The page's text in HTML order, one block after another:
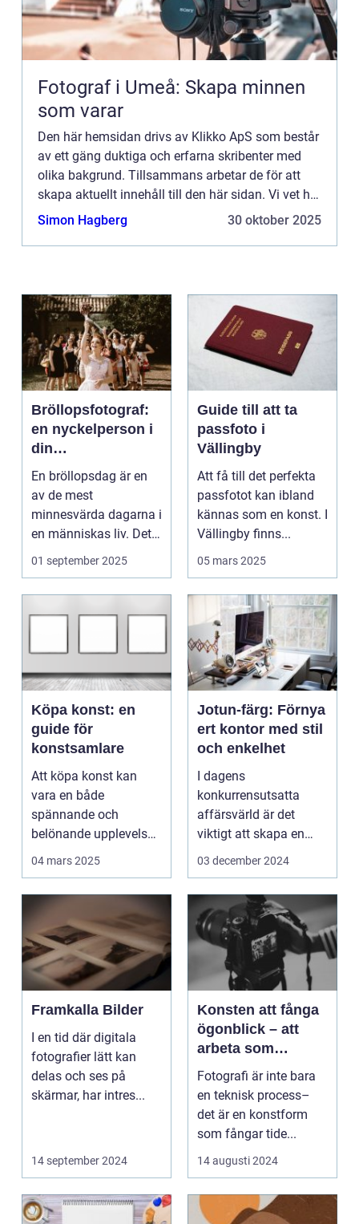
Fotograf i Umeå: Skapa minnen
som varar
Den här hemsidan drivs av Klikko ApS som består
av ett gäng duktiga och erfarna skribenter med
olika bakgrund. Tillsammans arbetar de för att
skapa aktuellt innehåll till den här sidan. Vi vet hur
utmanande det är att läsa och genomgå en
Simon Hagberg 30 oktober 2025
Bröllopsfotograf:
en nyckelperson i
din
bröllopsberättelse
En bröllopsdag är en
av de mest
minnesvärda dagarna i
en människas liv. Det
&aum...
01 september 2025
Guide till att ta
passfoto i
Vällingby
Att få till det perfekta
passfotot kan ibland
kännas som en konst. I
Vällingby finns...
05 mars 2025
Köpa konst: en
guide för
konstsamlare
Att köpa konst kan
vara en både
spännande och
belönande upplevelse.
Det handlar...
04 mars 2025
Jotun-färg: Förnya
ert kontor med stil
och enkelhet
I dagens
konkurrensutsatta
affärsvärld är det
viktigt att skapa en
arbetsmiljö s...
03 december 2024
Framkalla Bilder
I en tid där digitala
fotografier lätt kan
delas och ses på
skärmar, har intres...
14 september 2024
Konsten att fånga
ögonblick – att
arbeta som
fotograf i
Norrköping
Fotografi är inte bara
en teknisk process–
det är en konstform
som fångar tide...
14 augusti 2024